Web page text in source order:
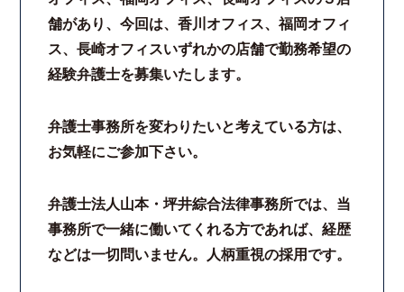
舗があり、今回は、香川オフィス、福岡オフィ
ス、長崎オフィスいずれかの店舗で勤務希望の
経験弁護士を募集いたします。
弁護士事務所を変わりたいと考えている方は、
お気軽にご参加下さい。
弁護士法人山本・坪井綜合法律事務所では、当
事務所で一緒に働いてくれる方であれば、経歴
などは一切問いません。人柄重視の採用です。